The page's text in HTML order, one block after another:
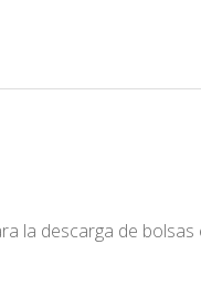
la descarga de